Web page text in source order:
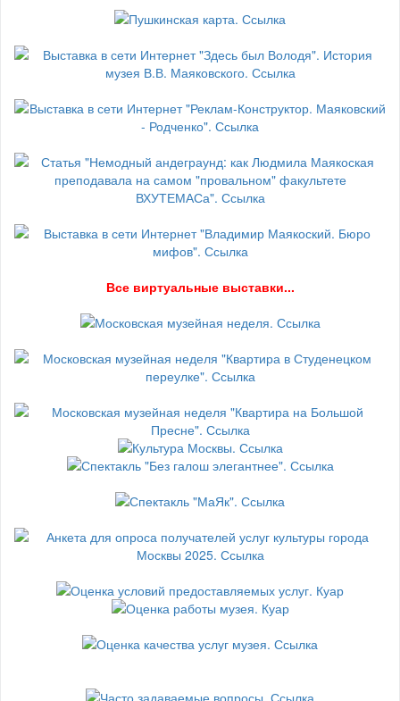
Все виртуальные выставки...